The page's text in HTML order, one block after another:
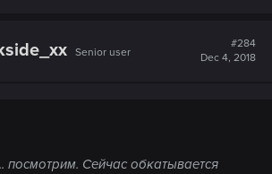
Senior user
#284
Dec 4, 2018
посмотрим. Сейчас обкатывается